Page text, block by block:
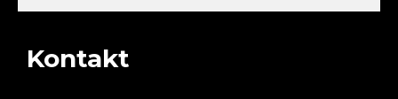
Kontakt